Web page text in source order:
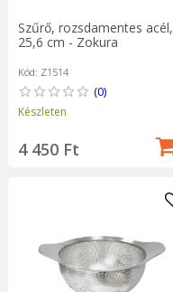
Szűrő, rozsdamentes acél,
25,6 cm - Zokura
Kód: Z1514
(0)
Készleten
4 450 Ft